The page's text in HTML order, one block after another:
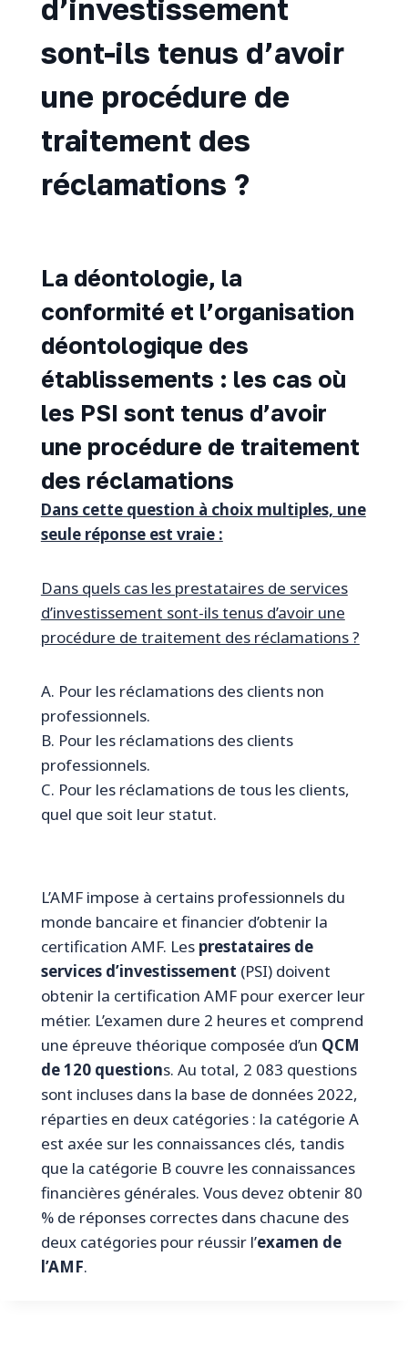
d’investissement
sont-ils tenus d’avoir
une procédure de
traitement des
réclamations ?
La déontologie, la
conformité et l’organisation
déontologique des
établissements : les cas où
les PSI sont tenus d’avoir
une procédure de traitement
des réclamations
Dans cette question à choix multiples, une
seule réponse est vraie :
Dans quels cas les prestataires de services
d’investissement sont-ils tenus d’avoir une
procédure de traitement des réclamations ?
A. Pour les réclamations des clients non
professionnels.
B. Pour les réclamations des clients
professionnels.
C. Pour les réclamations de tous les clients,
quel que soit leur statut.
L’AMF impose à certains professionnels du
monde bancaire et financier d’obtenir la
certification AMF. Les prestataires de
services d’investissement (PSI) doivent
obtenir la certification AMF pour exercer leur
métier. L’examen dure 2 heures et comprend
une épreuve théorique composée d’un QCM
de 120 questions. Au total, 2 083 questions
sont incluses dans la base de données 2022,
réparties en deux catégories : la catégorie A
est axée sur les connaissances clés, tandis
que la catégorie B couvre les connaissances
financières générales. Vous devez obtenir 80
% de réponses correctes dans chacune des
deux catégories pour réussir l’examen de
l’AMF.